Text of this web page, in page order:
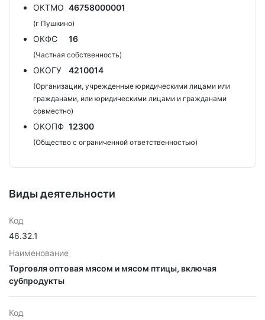
ОКТМО 46758000001
(г Пушкино)
ОКФС 16
(Частная собственность)
ОКОГУ 4210014
(Организации, учрежденные юридическими лицами или
гражданами, или юридическими лицами и гражданами
совместно)
ОКОПФ 12300
(Общество с ограниченной ответственностью)
Виды деятельности
Код
46.32.1
Наименование
Торговля оптовая мясом и мясом птицы, включая
субпродукты
Код